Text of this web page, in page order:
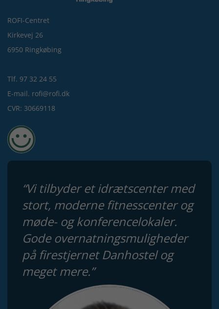
ROFI-Centret
Kirkevej 26
6950 Ringkøbing
Tlf. 97 32 24 55
E-mail. rofi@rofi.dk
CVR: 30669118
“Vi tilbyder et idrætscenter med
stort, moderne fitnesscenter og
møde- og konferencelokaler.
Gode overnatningsmuligheder
på firestjernet Danhostel og
meget mere.”